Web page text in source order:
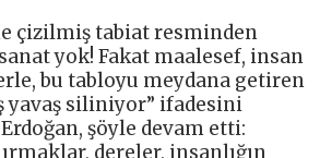
çizilmiş tabiat resminden
yok! Fakat maalesef, insan
bu tabloyu meydana getiren
yavaş siliniyor” ifadesini
şöyle devam etti:
dereler, insanlığın